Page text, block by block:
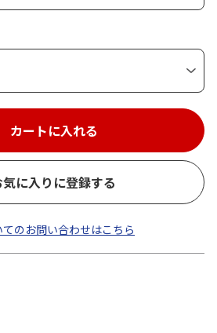
カートに入れる
気に入りに登録する
のお問い合わせはこちら